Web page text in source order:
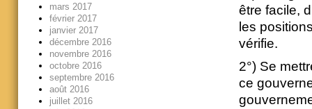
être facile,
les
vérifie.
2°) Se
ce
mars 2017
février 2017
janvier 2017
décembre 2016
novembre 2016
octobre 2016
septembre 2016
août 2016
juillet 2016